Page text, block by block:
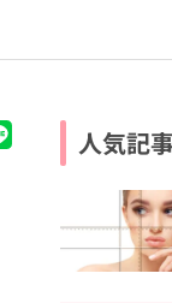
人気記